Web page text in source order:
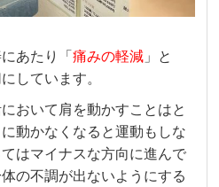
あたり「痛みの軽減 」と
しています。
おいて肩を動かすことはと
動かなくなると運動もしな
はマイナスな方向に進んで
の不調が出ないようにする